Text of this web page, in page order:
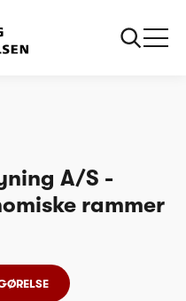
for 2021-2022
A/S -
rammer